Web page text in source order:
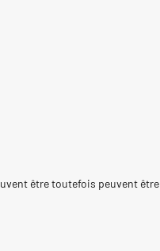
être toutefois peuvent être